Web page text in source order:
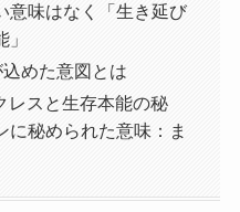
意味はなく「生き延び
めた意図とは
レスと生存本能の秘
に秘められた意味：ま